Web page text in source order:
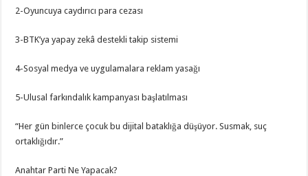
2-Oyuncuya caydırıcı para cezası
3-BTK’ya yapay zekâ destekli takip sistemi
4-Sosyal medya ve uygulamalara reklam yasağı
5-Ulusal farkındalık kampanyası başlatılması
“Her gün binlerce çocuk bu dijital bataklığa düşüyor. Susmak, suç
ortaklığıdır.”
Anahtar Parti Ne Yapacak?